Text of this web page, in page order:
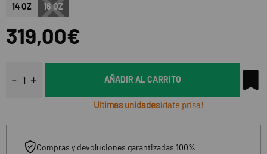
14 OZ 16 OZ
319,00€
AÑADIR AL CARRITO
Ultimas unidades¡date prisa!
Compras y devoluciones garantizadas 100%